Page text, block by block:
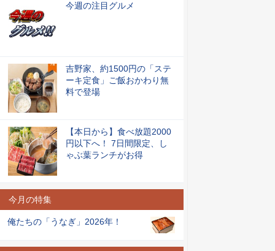
今週の注目グルメ
吉野家、約1500円の「ステ
ーキ定食」ご飯おかわり無
料で登場
【本日から】食べ放題2000
円以下へ！ 7日間限定、し
ゃぶ葉ランチがお得
今月の特集
俺たちの「うなぎ」2026年！